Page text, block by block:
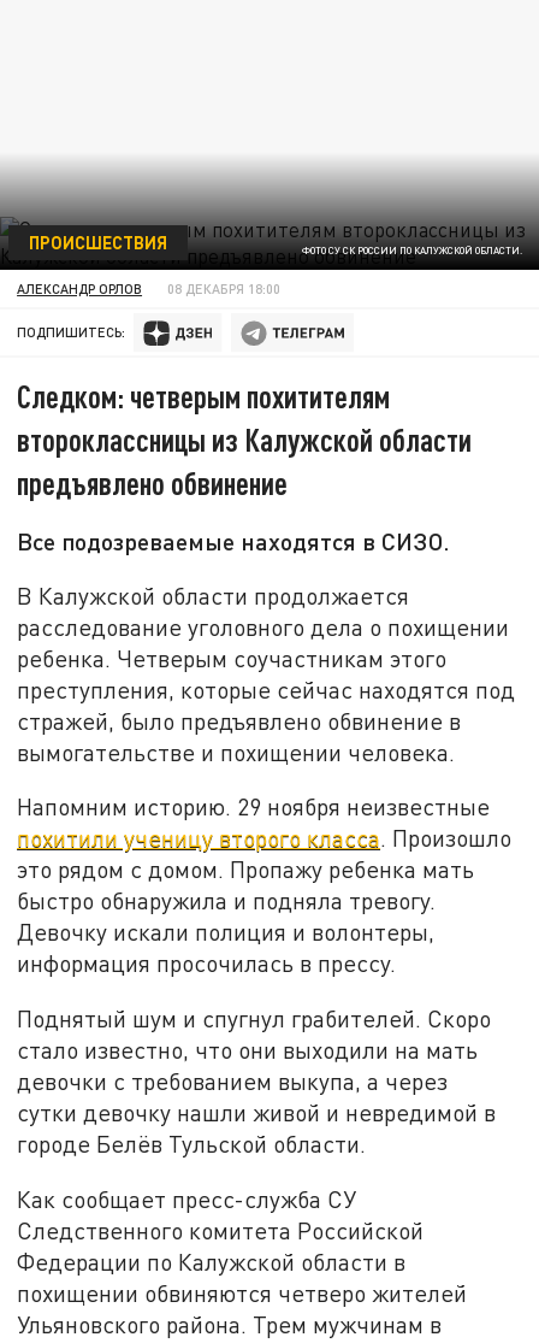
ФОТО СУ СК РОССИИ ПО КАЛУЖСКОЙ ОБЛАСТИ.
ПРОИСШЕСТВИЯ
АЛЕКСАНДР ОРЛОВ 08 ДЕКАБРЯ 18:00
ПОДПИШИТЕСЬ:
Следком: четверым похитителям
второклассницы из Калужской области
предъявлено обвинение
Все подозреваемые находятся в СИЗО.
В Калужской области продолжается
расследование уголовного дела о похищении
ребенка. Четверым соучастникам этого
преступления, которые сейчас находятся под
стражей, было предъявлено обвинение в
вымогательстве и похищении человека.
Напомним историю. 29 ноября неизвестные
похитили ученицу второго класса. Произошло
это рядом с домом. Пропажу ребенка мать
быстро обнаружила и подняла тревогу.
Девочку искали полиция и волонтеры,
информация просочилась в прессу.
Поднятый шум и спугнул грабителей. Скоро
стало известно, что они выходили на мать
девочки с требованием выкупа, а через
сутки девочку нашли живой и невредимой в
городе Белёв Тульской области.
Как сообщает пресс-служба СУ
Следственного комитета Российской
Федерации по Калужской области в
похищении обвиняются четверо жителей
Ульяновского района. Трем мужчинам в